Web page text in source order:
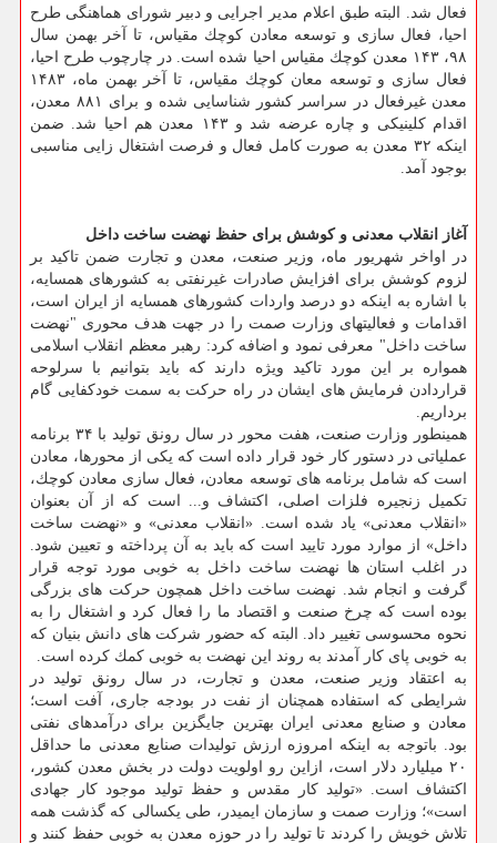
فعال شد. البته طبق اعلام مدیر اجرایی و دبیر شورای هماهنگی طرح
احیا، فعال سازی و توسعه معادن كوچك مقیاس، تا آخر بهمن سال
۹۸، ۱۴۳ معدن كوچك مقیاس احیا شده است. در چارچوب طرح احیا،
فعال سازی و توسعه معان كوچك مقیاس، تا آخر بهمن ماه، ۱۴۸۳
معدن غیرفعال در سراسر كشور شناسایی شده و برای ۸۸۱ معدن،
اقدام كلینیكی و چاره عرضه شد و ۱۴۳ معدن هم احیا شد. ضمن
اینكه ۳۲ معدن به صورت كامل فعال و فرصت اشتغال زایی مناسبی
بوجود آمد.
آغاز انقلاب معدنی و كوشش برای حفظ نهضت ساخت داخل
در اواخر شهریور ماه، وزیر صنعت، معدن و تجارت ضمن تاكید بر
لزوم كوشش برای افزایش صادرات غیرنفتی به كشورهای همسایه،
با اشاره به اینكه دو درصد واردات كشورهای همسایه از ایران است،
اقدامات و فعالیتهای وزارت صمت را در جهت هدف محوری "نهضت
ساخت داخل" معرفی نمود و اضافه كرد: رهبر معظم انقلاب اسلامی
همواره بر این مورد تاكید ویژه دارند كه باید بتوانیم با سرلوحه
قراردادن فرمایش های ایشان در راه حركت به سمت خودكفایی گام
برداریم.
همینطور وزارت صنعت، هفت محور در سال رونق تولید با ۳۴ برنامه
عملیاتی در دستور كار خود قرار داده است كه یكی از محورها، معادن
است كه شامل برنامه های توسعه معادن، فعال سازی معادن كوچك،
تكمیل زنجیره فلزات اصلی، اكتشاف و... است كه از آن بعنوان
«انقلاب معدنی» یاد شده است. «انقلاب معدنی» و «نهضت ساخت
داخل» از موارد مورد تایید است كه باید به آن پرداخته و تعیین شود.
در اغلب استان ها نهضت ساخت داخل به خوبی مورد توجه قرار
گرفت و انجام شد. نهضت ساخت داخل همچون حركت های بزرگی
بوده است كه چرخ صنعت و اقتصاد ما را فعال كرد و اشتغال را به
نحوه محسوسی تغییر داد. البته كه حضور شركت های دانش بنیان كه
به خوبی پای كار آمدند به روند این نهضت به خوبی كمك كرده است.
به اعتقاد وزیر صنعت، معدن و تجارت، در سال رونق تولید در
شرایطی كه استفاده همچنان از نفت در بودجه جاری، آفت است؛
معادن و صنایع معدنی ایران بهترین جایگزین برای درآمدهای نفتی
بود. باتوجه به اینكه امروزه ارزش تولیدات صنایع معدنی ما حداقل
۲۰ میلیارد دلار است، ازاین رو اولویت دولت در بخش معدن كشور،
اكتشاف است. «تولید كار مقدس و حفظ تولید موجود كار جهادی
است»؛ وزارت صمت و سازمان ایمیدر، طی یكسالی كه گذشت همه
تلاش خویش را كردند تا تولید را در حوزه معدن به خوبی حفظ كنند و